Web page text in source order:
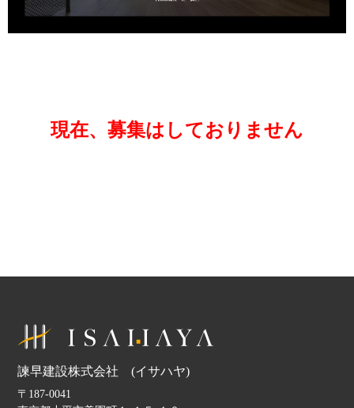
現在、募集はしておりません​
諫早建設株式会社 (イサハヤ)
〒187-0041